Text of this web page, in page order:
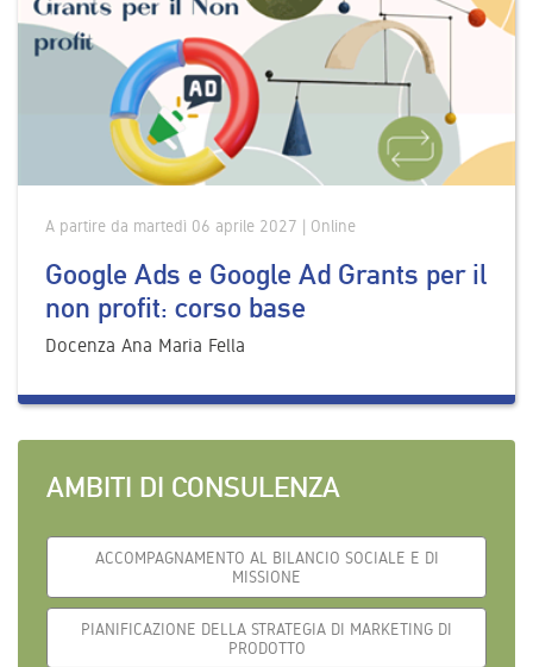
A partire da martedì 06 aprile 2027 | Online
Google Ads e Google Ad Grants per il
non profit: corso base
Docenza Ana Maria Fella
AMBITI DI CONSULENZA
ACCOMPAGNAMENTO AL BILANCIO SOCIALE E DI
MISSIONE
PIANIFICAZIONE DELLA STRATEGIA DI MARKETING DI
PRODOTTO